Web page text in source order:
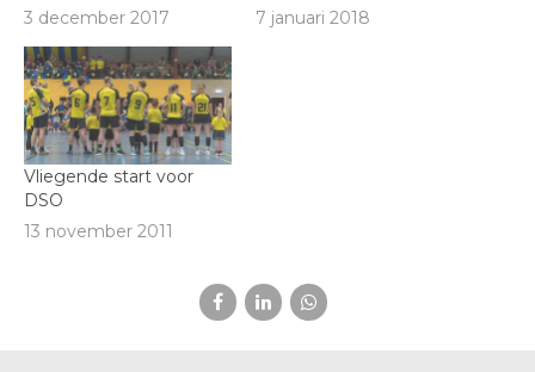
3 december 2017
7 januari 2018
Vliegende start voor
DSO
13 november 2011